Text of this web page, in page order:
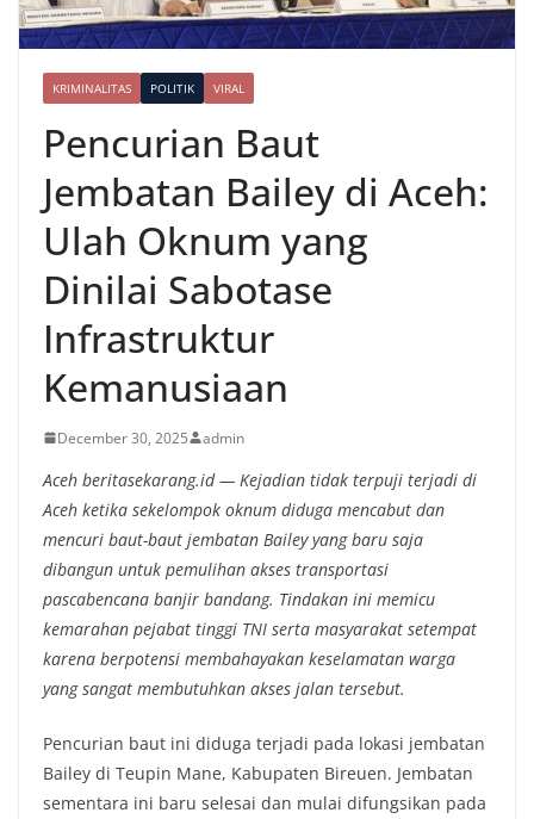
KRIMINALITAS POLITIK VIRAL
Pencurian Baut
Jembatan Bailey di Aceh:
Ulah Oknum yang
Dinilai Sabotase
Infrastruktur
Kemanusiaan
December 30, 2025 admin
Aceh beritasekarang.id — Kejadian tidak terpuji terjadi di
Aceh ketika sekelompok oknum diduga mencabut dan
mencuri baut-baut jembatan Bailey yang baru saja
dibangun untuk pemulihan akses transportasi
pascabencana banjir bandang. Tindakan ini memicu
kemarahan pejabat tinggi TNI serta masyarakat setempat
karena berpotensi membahayakan keselamatan warga
yang sangat membutuhkan akses jalan tersebut.
Pencurian baut ini diduga terjadi pada lokasi jembatan
Bailey di Teupin Mane, Kabupaten Bireuen. Jembatan
sementara ini baru selesai dan mulai difungsikan pada